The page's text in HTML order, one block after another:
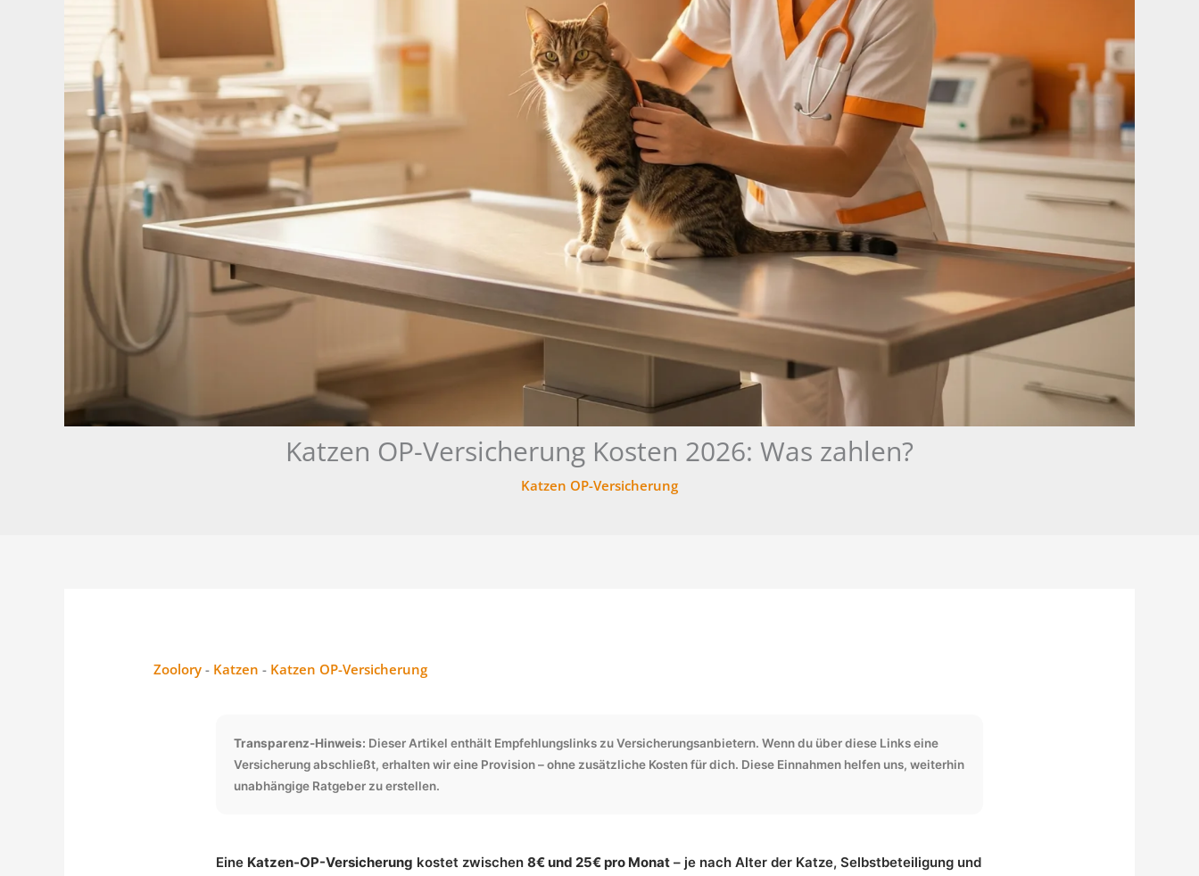
Katzen OP-Versicherung Kosten 2026: Was zahlen?
Katzen OP-Versicherung
Zoolory - Katzen - Katzen OP-Versicherung
Transparenz-Hinweis: Dieser Artikel enthält Empfehlungslinks zu Versicherungsanbietern. Wenn du über diese Links eine
Versicherung abschließt, erhalten wir eine Provision – ohne zusätzliche Kosten für dich. Diese Einnahmen helfen uns, weiterhin
unabhängige Ratgeber zu erstellen.
Eine Katzen-OP-Versicherung kostet zwischen 8€ und 25€ pro Monat – je nach Alter der Katze, Selbstbeteiligung und